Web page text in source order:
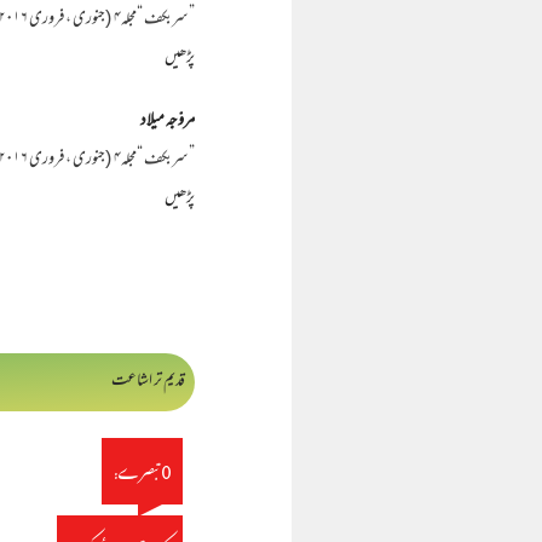
”سربکف “مجلہ۴ (جنوری ، فروری ۲۰۱۶) عبد الرشید قاسمی سدھارتھ نگری ﷾ چوں کہ موجودہ دور کا ہر غیر مقلد جب اپنے اصلی رنگ بالفاظ دیگر "غیر مقلد…
پڑھیں
مروّجہ میلاد
”سربکف “مجلہ۴ (جنوری ، فروری ۲۰۱۶) مولانا یوسف لدھیانوی شہید سوال… ہمارے ہاں یہ مسئلہ زیر بحث ہے کہ مروّجہ میلاد کیوں ناجائز ہے، حالانکہ …
پڑھیں
قدیم تر اشاعت
0 تبصرے: